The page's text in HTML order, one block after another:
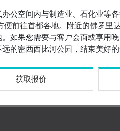
公空间内与制造业、石化业等
前往首都各地。附近的佛罗里
如果您需要与客户会面或享用
的密西西比河公园，结束美好的
获取报价